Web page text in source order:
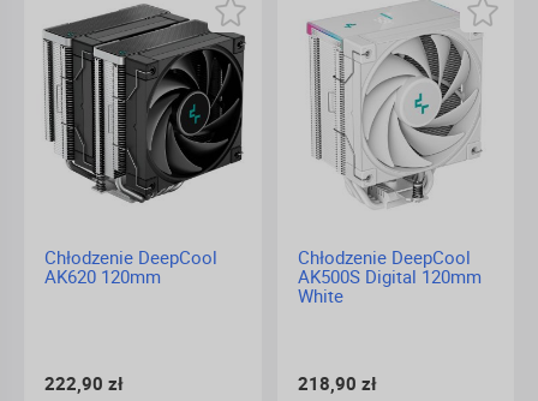
Chłodzenie DeepCool
AK620 120mm
222,90 zł
Chłodzenie DeepCool
AK500S Digital 120mm
White
218,90 zł